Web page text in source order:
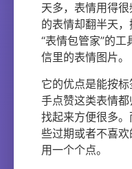
天多，表情用得
的表情却翻半天
“表情包管家”的
信里的表情图片。
它的优点是能按标
手点赞这类表情都
找起来方便很多
些过期或者不喜
用一个个点。